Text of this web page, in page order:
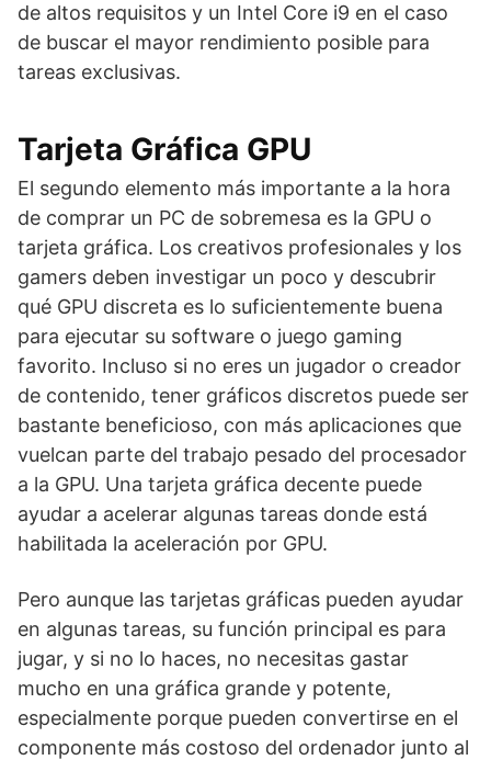
de altos requisitos y un Intel Core i9 en el caso
de buscar el mayor rendimiento posible para
tareas exclusivas.
Tarjeta Gráfica GPU
El segundo elemento más importante a la hora
de comprar un PC de sobremesa es la GPU o
tarjeta gráfica. Los creativos profesionales y los
gamers deben investigar un poco y descubrir
qué GPU discreta es lo suficientemente buena
para ejecutar su software o juego gaming
favorito. Incluso si no eres un jugador o creador
de contenido, tener gráficos discretos puede ser
bastante beneficioso, con más aplicaciones que
vuelcan parte del trabajo pesado del procesador
a la GPU. Una tarjeta gráfica decente puede
ayudar a acelerar algunas tareas donde está
habilitada la aceleración por GPU.
Pero aunque las tarjetas gráficas pueden ayudar
en algunas tareas, su función principal es para
jugar, y si no lo haces, no necesitas gastar
mucho en una gráfica grande y potente,
especialmente porque pueden convertirse en el
componente más costoso del ordenador junto al